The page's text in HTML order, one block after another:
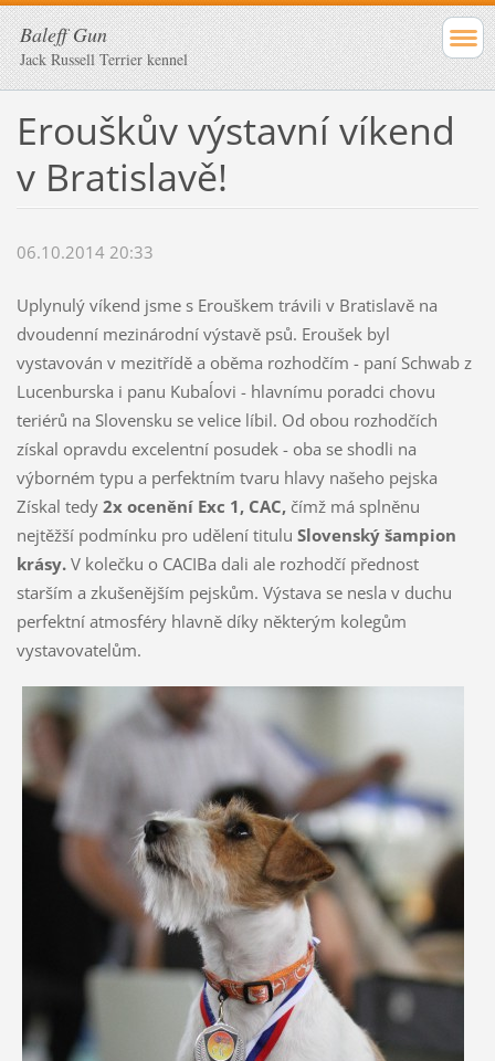
Baleff Gun
Jack Russell Terrier kennel
Erouškův výstavní víkend
v Bratislavě!
06.10.2014 20:33
Uplynulý víkend jsme s Erouškem trávili v Bratislavě na
dvoudenní mezinárodní výstavě psů. Eroušek byl
vystavován v mezitřídě a oběma rozhodčím - paní Schwab z
Lucenburska i panu Kubaĺovi - hlavnímu poradci chovu
teriérů na Slovensku se velice líbil. Od obou rozhodčích
získal opravdu excelentní posudek - oba se shodli na
výborném typu a perfektním tvaru hlavy našeho pejska
Získal tedy 2x ocenění Exc 1, CAC, čímž má splněnu
nejtěžší podmínku pro udělení titulu Slovenský šampion
krásy.V kolečku o CACIBa dali ale rozhodčí přednost
starším a zkušenějším pejskům. Výstava se nesla v duchu
perfektní atmosféry hlavně díky některým kolegům
vystavovatelům.